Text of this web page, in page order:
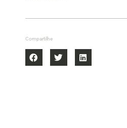
Compartilhe